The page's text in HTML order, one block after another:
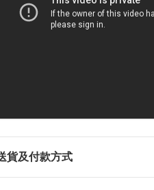
貨及付款方式